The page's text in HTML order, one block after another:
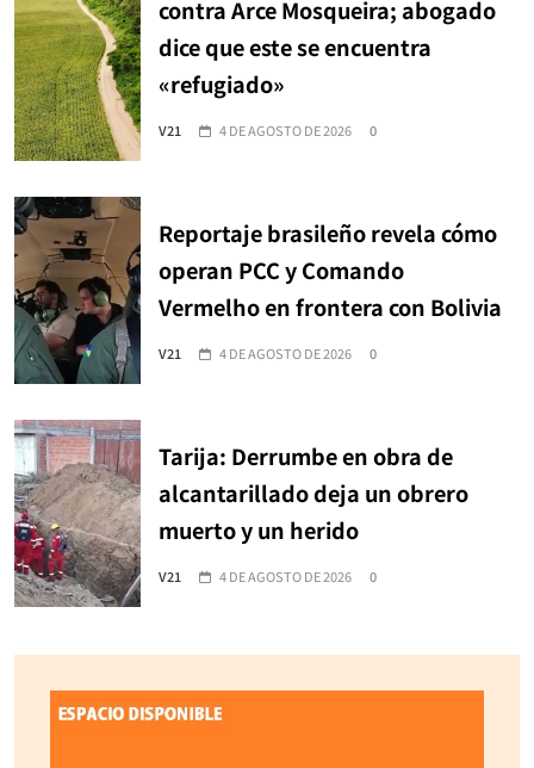
contra Arce Mosqueira; abogado
dice que este se encuentra
«refugiado»
V21 4 DE AGOSTO DE 2026 0
Reportaje brasileño revela cómo
operan PCC y Comando
Vermelho en frontera con Bolivia
V21 4 DE AGOSTO DE 2026 0
Tarija: Derrumbe en obra de
alcantarillado deja un obrero
muerto y un herido
V21 4 DE AGOSTO DE 2026 0